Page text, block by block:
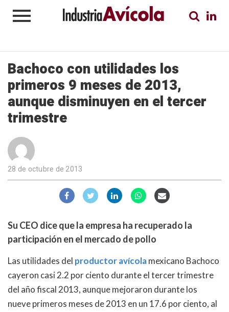
Bachoco con utilidades los
primeros 9 meses de 2013,
aunque disminuyen en el tercer
trimestre
28 de octubre de 2013
Su CEO dice que la empresa ha recuperado la
participación en el mercado de pollo
Las utilidades del productor avícolamexicano Bachoco
cayeron casi 2.2 por ciento durante el tercer trimestre
del año fiscal 2013, aunque mejoraron durante los
nueve primeros meses de 2013 en un 17.6 por ciento, al